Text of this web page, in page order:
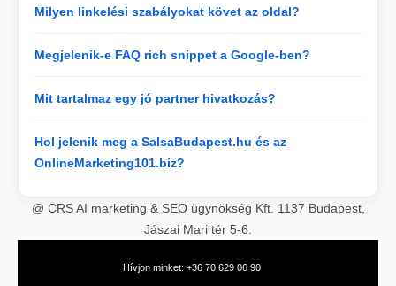
Milyen linkelési szabályokat követ az oldal?
Megjelenik-e FAQ rich snippet a Google-ben?
Mit tartalmaz egy jó partner hivatkozás?
Hol jelenik meg a SalsaBudapest.hu és az
OnlineMarketing101.biz?
@ CRS AI marketing & SEO ügynökség Kft. 1137 Budapest,
Jászai Mari tér 5-6.
Hívjon minket: +36 70 629 06 90